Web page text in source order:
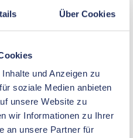
Über Cookies
und Anzeigen zu
soziale Medien anbieten
unsere Website zu
wir Informationen zu Ihrer
an unsere Partner für
CLARA für
mm² / 2 x 0,25 - 2 x 10